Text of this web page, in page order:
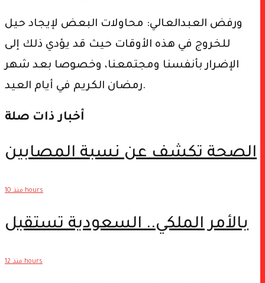
ورفض العبدالعالي: محاولات البعض لإيجاد حيل
للخروج في هذه الأوقات حيث قد يؤدي ذلك إلى
الإضرار بأنفسنا ومجتمعنا، وخصوصا بعد شهر
رمضان الكريم في أيام العيد.
أخبار ذات صلة
الصحة تُكشف عن نسبة المصابين
الخميس (فيديو)
منذ 10 hours
بالأمر الملكي.. السعودية تستقبل
(صور)
منذ 12 hours